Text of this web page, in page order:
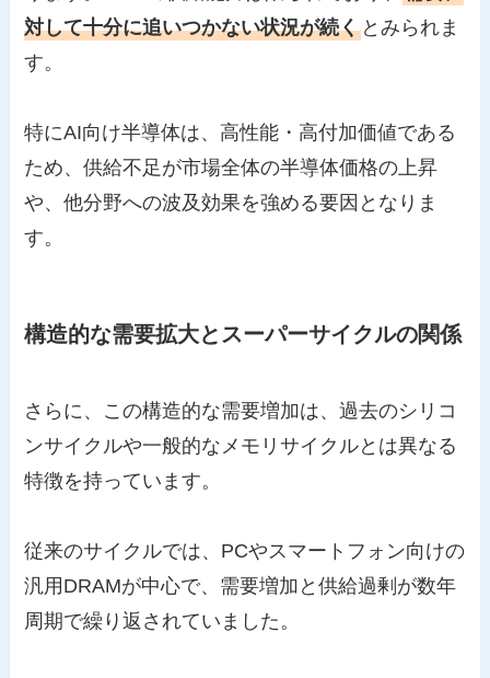
対して十分に追いつかない状況が続く とみられま
す。
特にAI向け半導体は、高性能・高付加価値である
ため、供給不足が市場全体の半導体価格の上昇
や、他分野への波及効果を強める要因となりま
す。
構造的な需要拡大とスーパーサイクルの関係
さらに、この構造的な需要増加は、過去のシリコ
ンサイクルや一般的なメモリサイクルとは異なる
特徴を持っています。
従来のサイクルでは、PCやスマートフォン向けの
汎用DRAMが中心で、需要増加と供給過剰が数年
周期で繰り返されていました。